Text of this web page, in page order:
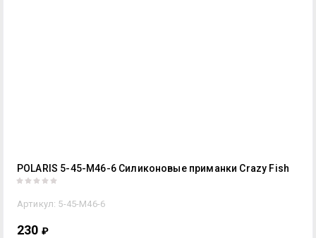
POLARIS 5-45-М46-6 Силиконовые приманки Crazy Fish
Артикул: 5-45-М46-6
230 ₽